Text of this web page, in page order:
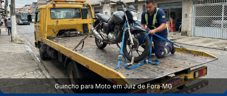
Guincho para Moto em Juiz de Fora‑MG